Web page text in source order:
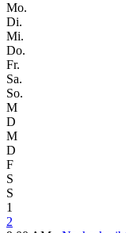
Mo.
Di.
Mi.
Do.
Fr.
Sa.
So.
M
D
M
D
F
S
S
1
2